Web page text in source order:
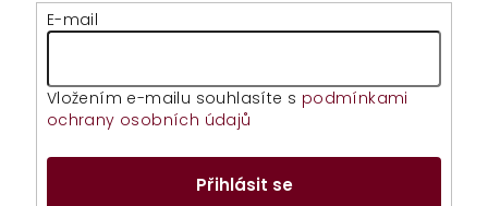
E-mail
Vložením e-mailu souhlasíte s podmínkami
ochrany osobních údajů
Přihlásit se